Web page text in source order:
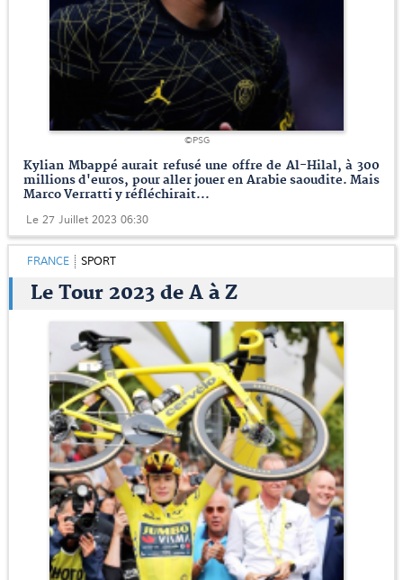
©PSG
Kylian Mbappé aurait refusé une offre de Al-Hilal, à 300
millions d'euros, pour aller jouer en Arabie saoudite. Mais
Marco Verratti y réfléchirait...
Le 27 Juillet 2023 06:30
FRANCE SPORT
Le Tour 2023 de A à Z